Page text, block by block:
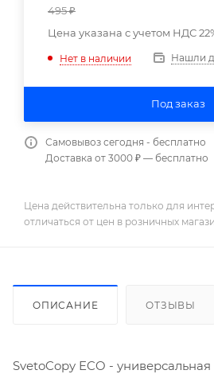
495₽
Цена указана с учетом НДС
Нет в наличии Нашли
Под заказ
Самовывоз сегодня - бесплатно
Доставка от 3000 ₽ — бесплатно
Цена действительна только для
отличаться от цен в розничных
ОПИСАНИЕ ОТЗЫВЫ
SvetoCopy ECO -